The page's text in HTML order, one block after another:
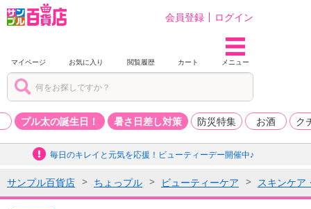
会員登録 ログイン
マイページ お気に入り 閲覧履歴 カート メニュー
プル太の誕生日！ 暑さ日差し対策 防災特集 お酒 ク
毎日のキレイと元気を応援！ビューティーデー開催中♪
サンプル百貨店 ちょっプル ビューティーケア スキンケア